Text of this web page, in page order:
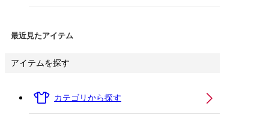
最近見たアイテム
アイテムを探す
カテゴリから探す